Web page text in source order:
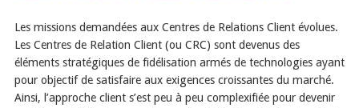
Les missions demandées aux Centres de Relations Client évolues.
Les Centres de Relation Client (ou CRC) sont devenus des
éléments stratégiques de fidélisation armés de technologies ayant
pour objectif de satisfaire aux exigences croissantes du marché.
Ainsi, l’approche client s’est peu à peu complexifiée pour devenir